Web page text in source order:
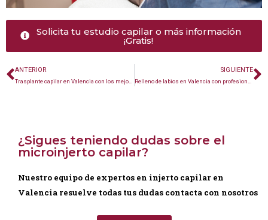
Solicita tu estudio capilar o más información
¡Gratis!
ANTERIOR SIGUIENTE
¿Sigues teniendo dudas sobre el
microinjerto capilar?
Nuestro equipo de expertos en injerto capilar en
Valencia resuelve todas tus dudas contacta con nosotros